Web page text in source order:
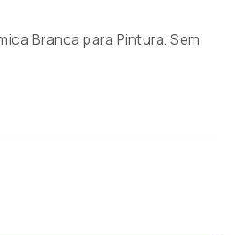
Branca para Pintura. Sem